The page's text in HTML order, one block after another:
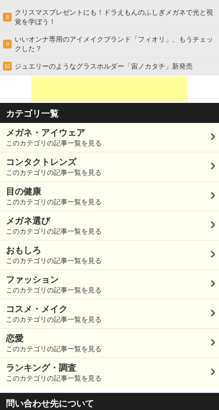
8
クリスマスプレゼントにも！ドラえもんのふしぎメガネで光と視
覚を学ぼう！
9
いいオンナ専用のアイメイクブランド「フィオリ」、もうチェッ
クした？
10 ジュエリーのようなグラスホルダー「宙ノカタチ」新発売
カテゴリ一覧
メガネ・アイウェア
このカテゴリの記事一覧を見る
コンタクトレンズ
このカテゴリの記事一覧を見る
目の健康
このカテゴリの記事一覧を見る
メガネ選び
このカテゴリの記事一覧を見る
おもしろ
このカテゴリの記事一覧を見る
ファッション
このカテゴリの記事一覧を見る
コスメ・メイク
このカテゴリの記事一覧を見る
恋愛
このカテゴリの記事一覧を見る
ランキング・調査
このカテゴリの記事一覧を見る
問い合わせ先について